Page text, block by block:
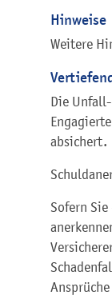
Hinweise
Weitere
Die
absichert.
Sofern